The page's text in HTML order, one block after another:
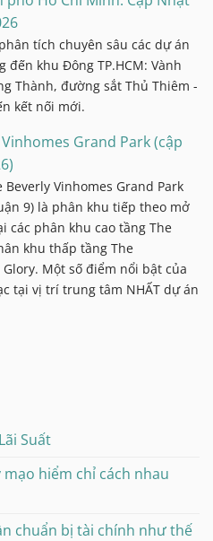
tích chuyên sâu các dự án
khu Đông TP.HCM: Vành
Thành, đường sắt Thủ Thiêm -
kết nối mới.
Grand Park (cập
Beverly Vinhomes Grand Park
9) là phân khu tiếp theo mở
các phân khu cao tầng The
khu thấp tầng The
Một số điểm nổi bật của
tại vị trí trung tâm NHẤT dự án
Suất
hiểm chỉ cách nhau
chuẩn bị tài chính như thế